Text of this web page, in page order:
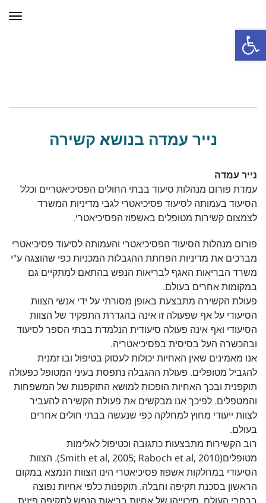
פתח סרגל נגישות
נייר עמדה בנושא קשירה
נייר עמדה
עמדת פורום מנהלות סיעוד בבתי החולים הפסיכיאטריים וכלל
הסיעוד בעמותה לסיעוד פסיכיאטרי לגבי מדיניות המשרד
לצמצום קשירות מטופלים באשפוז הפסיכיאטרי.
פורום מנהלות הסיעוד הפסיכיאטרי והעמותה לסיעוד פסיכיאטרי
מברכים את מדיניות הפחתת ההגבלות המכניות כפי שהוצגה ע"י
משרד הבריאות האגף לבריאות הנפש בהתאם למתקיים גם
במקומות אחרים בעולם.
פעולת הקשירה מתבצעת באופן מסורתי על ידי אנשי הצוות
הסיעודי על אף שפעולה זו אינה בהגדרת התפקיד של הצוות
הסיעודי ואף אינה פעולה סיעודית הנלמדת בבתי הספר לסיעוד
ובהכשרה העל בסיסית בפסיכיאטריה.
אנו מאמינים שאין האחיות יכולות לעסוק בטיפול ובו זמנית
להגביל מטופלים. פעולת ההגבלה נתפסת בעיני המטופל כפעולה
תוקפנית ובכך האחיות הופכות למושא התוקפנות של המשפחות
והמטפלים. לפיכך אנו מבקשים את פעולת הקשירה להעביר
לצוות ייעודי מחוץ למחלקה כפי שנעשה בבתי חולים אחרים
בעולם.
רוב הקשירות מתבצעות כתגובה וכטיפול לאלימות
מטופלים(Smith et al, 2005; Raboch et al, 2010). הצוות
הסיעודי במחלקות אשפוז פסיכיאטרי הינו הצוות הנמצא במקום
הראשון בסכנת תקיפה וחבלה. תוקפנות כלפי אחיות נפוצה